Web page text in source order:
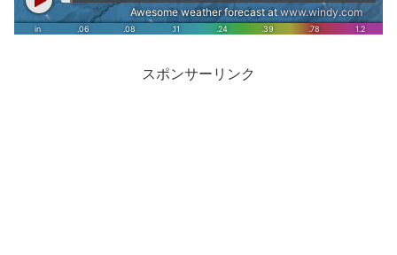
スポンサーリンク